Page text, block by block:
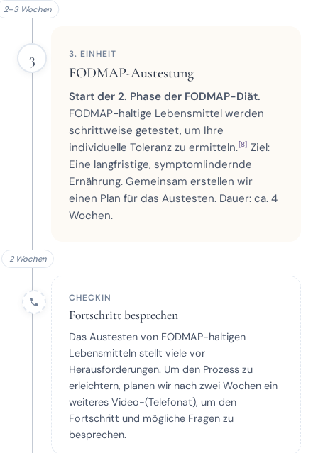
2–3 Wochen
3 3. EINHEIT
FODMAP-Austestung
Start der 2. Phase der FODMAP-Diät.
FODMAP-haltige Lebensmittel werden
schrittweise getestet, um Ihre
individuelle Toleranz zu ermitteln.[8] Ziel:
Eine langfristige, symptomlindernde
Ernährung. Gemeinsam erstellen wir
einen Plan für das Austesten. Dauer: ca. 4
Wochen.
2 Wochen
CHECKIN
Fortschritt besprechen
Das Austesten von FODMAP-haltigen
Lebensmitteln stellt viele vor
Herausforderungen. Um den Prozess zu
erleichtern, planen wir nach zwei Wochen ein
weiteres Video-(Telefonat), um den
Fortschritt und mögliche Fragen zu
besprechen.